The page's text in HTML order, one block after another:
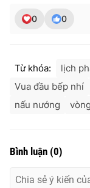
0 0
Từ khóa: lịch
Vua đầu bếp nhí
nấu nướng
Bình luận (0)